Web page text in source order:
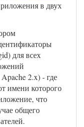
в двух
для всех
2.x) - где
имени которого
что
общего